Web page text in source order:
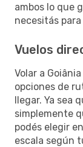
ambos lo que
necesitás
Vuelos
Volar a
opciones de
llegar. Ya sea
simplemente
podés elegir
escala según